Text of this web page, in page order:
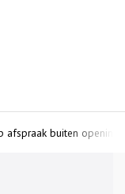
buiten openingstijden